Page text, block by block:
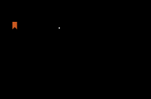
.